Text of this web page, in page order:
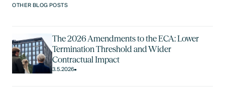
OTHER BLOG POSTS
The 2026 Amendments to the ECA: Lower
Termination Threshold and Wider
Contractual Impact
3.5.2026